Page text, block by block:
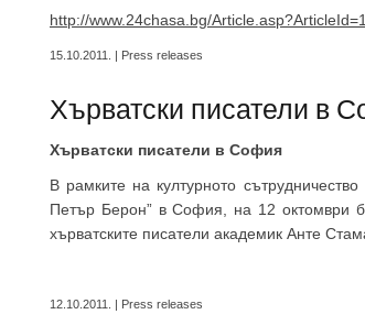
http://www.24chasa.bg/
15.10.2011. | Press releases
Хърватски писатели в
Хърватски писатели в София
В рамките на културното
Петър Берон” в София, на 12 октомври
хърватските писатели академик Анте
12.10.2011. | Press releases